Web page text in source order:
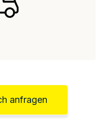
anfragen